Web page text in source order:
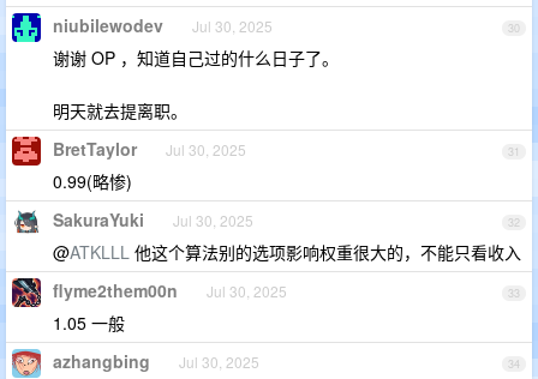
30
niubilewodev Jul 30, 2025
谢谢 OP ，知道自己过的什么日子了。
明天就去提离职。
31
BretTaylor Jul 30, 2025
0.99(略惨)
32
SakuraYuki Jul 30, 2025
@ATKLLL 他这个算法别的选项影响权重很大的，不能只看收入
33
flyme2them00n Jul 30, 2025
1.05 一般
34
azhangbing Jul 30, 2025